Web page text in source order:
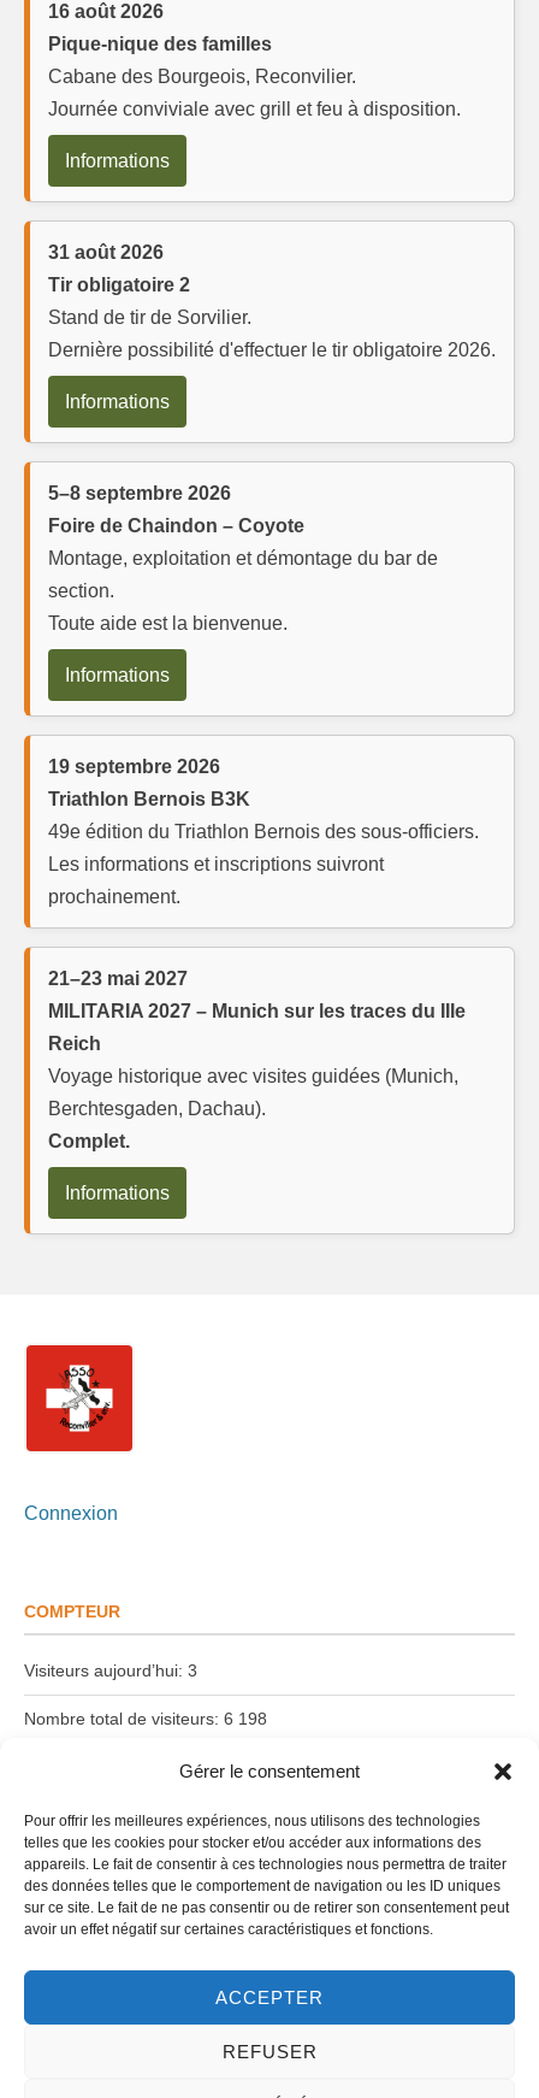
Gérer le consentement
Pour offrir les meilleures expériences, nous utilisons des technologies
telles que les cookies pour stocker et/ou accéder aux informations des
appareils. Le fait de consentir à ces technologies nous permettra de traiter
des données telles que le comportement de navigation ou les ID uniques
sur ce site. Le fait de ne pas consentir ou de retirer son consentement peut
avoir un effet négatif sur certaines caractéristiques et fonctions.
ACCEPTER
REFUSER
16 août 2026
Pique-nique des familles
Cabane des Bourgeois, Reconvilier.
Journée conviviale avec grill et feu à disposition.
Informations
31 août 2026
Tir obligatoire 2
Stand de tir de Sorvilier.
Dernière possibilité d'effectuer le tir obligatoire 2026.
Informations
5–8 septembre 2026
Foire de Chaindon – Coyote
Montage, exploitation et démontage du bar de
section.
Toute aide est la bienvenue.
Informations
19 septembre 2026
Triathlon Bernois B3K
49e édition du Triathlon Bernois des sous-officiers.
Les informations et inscriptions suivront
prochainement.
21–23 mai 2027
MILITARIA 2027 – Munich sur les traces du IIIe
Reich
Voyage historique avec visites guidées (Munich,
Berchtesgaden, Dachau).
Complet.
Informations
Connexion
COMPTEUR
Visiteurs aujourd’hui: 3
Nombre total de visiteurs: 6 198
Date du dernier article:18 juin 2026
Suivez-nous !